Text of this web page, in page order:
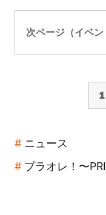
次ページ（イベ
1
ニュース
プラオレ！〜